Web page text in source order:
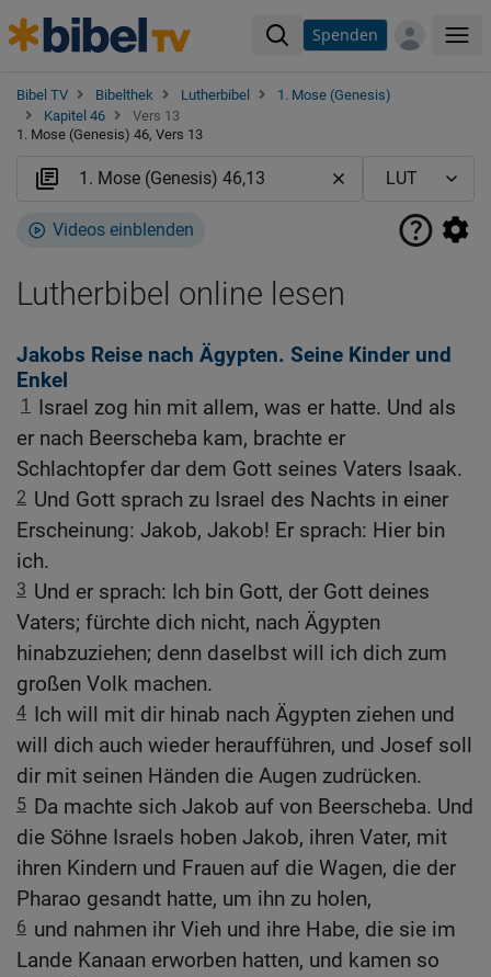
Spenden
Bibel TV Bibelthek Lutherbibel
1. Mose (Genesis)
Kapitel 46
Vers 13
1. Mose (Genesis) 46, Vers 13
Videos einblenden
Lutherbibel online lesen
Jakobs Reise nach Ägypten. Seine Kinder und
Enkel
1
Israel zog hin mit allem, was er hatte. Und als
er nach Beerscheba kam, brachte er
Schlachtopfer dar dem Gott seines Vaters Isaak.
2 Und Gott sprach zu Israel des Nachts in einer
Erscheinung: Jakob, Jakob! Er sprach: Hier bin
ich.
3 Und er sprach: Ich bin Gott, der Gott deines
Vaters; fürchte dich nicht, nach Ägypten
hinabzuziehen; denn daselbst will ich dich zum
großen Volk machen.
4 Ich will mit dir hinab nach Ägypten ziehen und
will dich auch wieder heraufführen, und Josef soll
dir mit seinen Händen die Augen zudrücken.
5 Da machte sich Jakob auf von Beerscheba. Und
die Söhne Israels hoben Jakob, ihren Vater, mit
ihren Kindern und Frauen auf die Wagen, die der
Pharao gesandt hatte, um ihn zu holen,
6 und nahmen ihr Vieh und ihre Habe, die sie im
Lande Kanaan erworben hatten, und kamen so